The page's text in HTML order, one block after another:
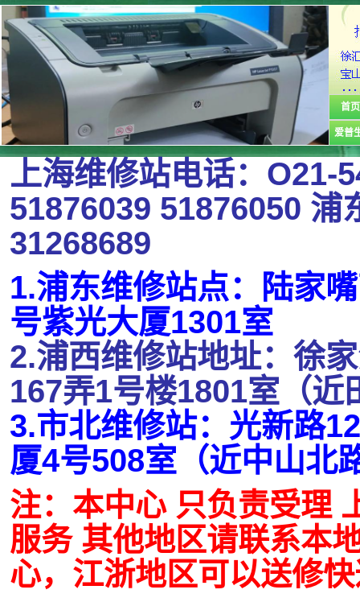
首页
爱普
上海维修站电话：O21-
51876039 51876050 浦
31268689
1.浦东维修站点：陆家
号紫光大厦1301室
2.浦西维修站地址：徐
167弄1号楼1801室（近
3.市北维修站：光新路
厦4号508室（近中山北
注：本中心 只负责受理
服务 其他地区请联系本
心，江浙地区可以送修